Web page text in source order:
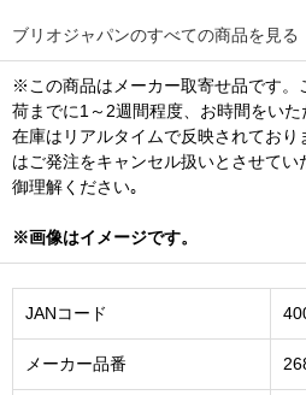
ブリオジャパンのすべての商品を見る
※この商品はメーカー取寄せ品です。
荷までに1～2週間程度、お時間をい
在庫はリアルタイムで反映されており
はご発注をキャンセル扱いとさせて
御理解ください｡
※画像はイメージです。
JANコード
メーカー品番